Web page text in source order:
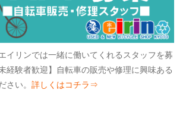
イリンでは一緒に働いてくれるスタッフを募
経験者歓迎】自転車の販売や修理に興味ある
さい。 詳しくはコチラ⇒